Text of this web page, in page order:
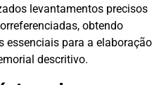
levantamentos precisos
obtendo
essenciais para a elaboração
descritivo.